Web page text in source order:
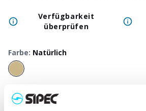
Verfügbarkeit
überprüfen
Farbe: Natürlich
Neutraler Preis